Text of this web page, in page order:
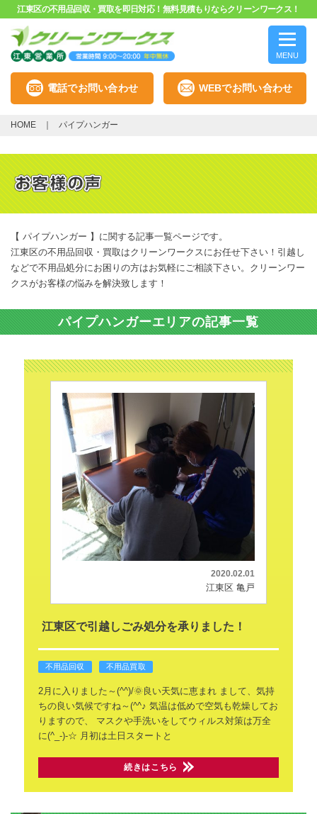
江東区の不用品回収・買取を即日対応！無料見積もりならクリーンワークス！
MENU
電話でお問い合わせ WEBでお問い合わせ
HOME パイプハンガー
【 パイプハンガー 】に関する記事一覧ページです。
江東区の不用品回収・買取はクリーンワークスにお任せ下さい！引越し
などで不用品処分にお困りの方はお気軽にご相談下さい。クリーンワー
クスがお客様の悩みを解決致します！
パイプハンガーエリアの記事一覧
2020.02.01
江東区 亀戸
江東区で引越しごみ処分を承りました！
不用品回収 不用品買取
2月に入りました～(^^)/🌞良い天気に恵まれまして、気持
ちの良い気候ですね～(^^♪ 気温は低めで空気も乾燥してお
りますので、
マスクや手洗いをしてウィルス対策は万全
に(^_-)-☆ 月初は土日スタートと
続きはこちら